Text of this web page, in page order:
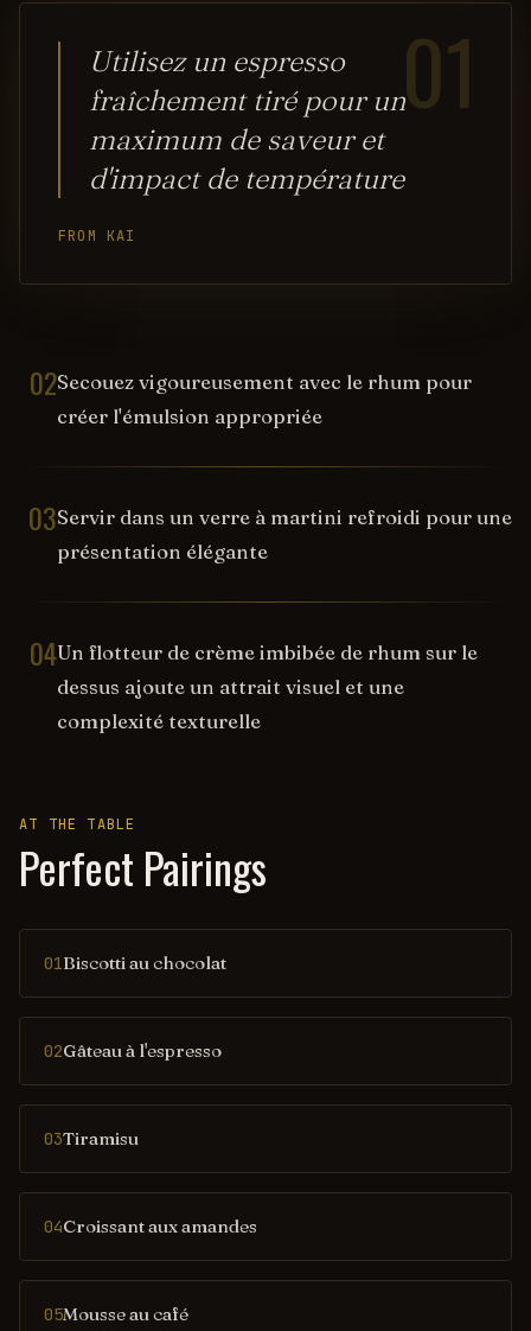
01
Utilisez un espresso
fraîchement tiré pour un
maximum de saveur et
d'impact de température
FROM KAI
02Secouez vigoureusement avec le rhum pour
créer l'émulsion appropriée
03Servir dans un verre à martini refroidi pour une
présentation élégante
04Un flotteur de crème imbibée de rhum sur le
dessus ajoute un attrait visuel et une
complexité texturelle
AT THE TABLE
Perfect Pairings
01Biscotti au chocolat
02Gâteau à l'espresso
03Tiramisu
04Croissant aux amandes
05Mousse au café